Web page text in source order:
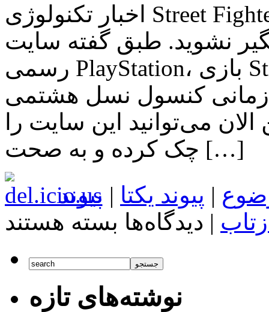
اخبار تکنولوژی Street Fighter V تنها در انحصار زمانی PS4
نشوید. طبق گفته سایت
رسمی PlayStation، بازی Street Fighter V تنها در انحصار
زمانی کنسول نسل هشتمی Sony یعنی PS4 خواهد بود. با
می‌توانید این سایت را
چک کرده و به صحت […]
| پیوند یکتا | پیوند
| دیدگاه‌هابرای
اخبار
Fighter
V
انحصار
بسته هستند
نوشته‌های تازه